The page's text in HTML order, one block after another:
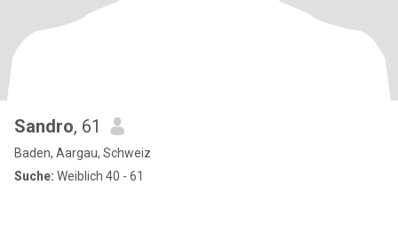
Sandro, 61
Baden, Aargau, Schweiz
Suche: Weiblich 40 - 61